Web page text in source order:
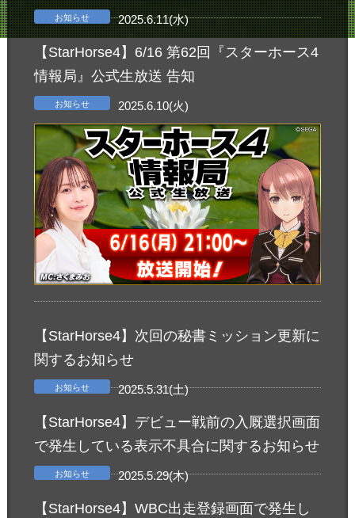
お知らせ 2025.6.11(水)
【StarHorse4】6/16 第62回『スターホース4
情報局』公式生放送 告知
お知らせ 2025.6.10(火)
【StarHorse4】次回の秘書ミッション更新に
関するお知らせ
お知らせ 2025.5.31(土)
【StarHorse4】デビュー戦前の入厩選択画面
で発生している表示不具合に関するお知らせ
お知らせ 2025.5.29(木)
【StarHorse4】WBC出走登録画面で発生し